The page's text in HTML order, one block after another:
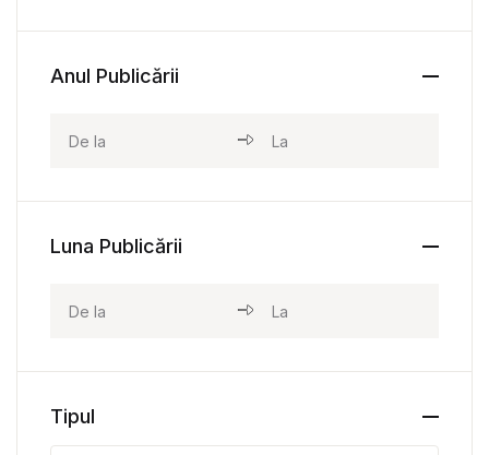
Anul Publicării
Luna Publicării
Tipul